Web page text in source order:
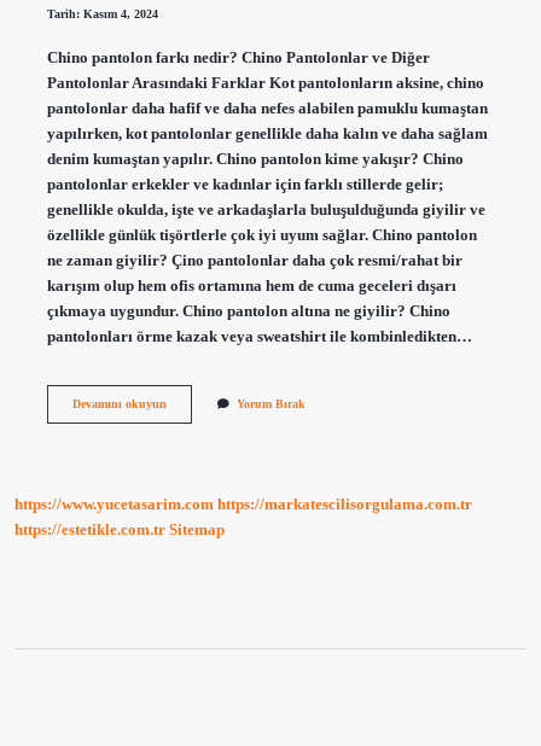
Tarih: Kasım 4, 2024
Chino pantolon farkı nedir? Chino Pantolonlar ve Diğer
Pantolonlar Arasındaki Farklar Kot pantolonların aksine, chino
pantolonlar daha hafif ve daha nefes alabilen pamuklu kumaştan
yapılırken, kot pantolonlar genellikle daha kalın ve daha sağlam
denim kumaştan yapılır. Chino pantolon kime yakışır? Chino
pantolonlar erkekler ve kadınlar için farklı stillerde gelir;
genellikle okulda, işte ve arkadaşlarla buluşulduğunda giyilir ve
özellikle günlük tişörtlerle çok iyi uyum sağlar. Chino pantolon
ne zaman giyilir? Çino pantolonlar daha çok resmi/rahat bir
karışım olup hem ofis ortamına hem de cuma geceleri dışarı
çıkmaya uygundur. Chino pantolon altına ne giyilir? Chino
pantolonları örme kazak veya sweatshirt ile kombinledikten…
Devamını okuyunChino
Yorum Bırak
https://www.yucetasarim.com https://markatescilisorgulama.com.tr
https://estetikle.com.tr Sitemap